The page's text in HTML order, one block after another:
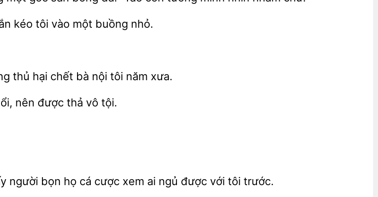
kéo tôi vào một buồng nhỏ.
thủ hại chết bà nội tôi năm xưa.
thả vô tội.
người bọn họ cá cược xem ai ngủ với tôi